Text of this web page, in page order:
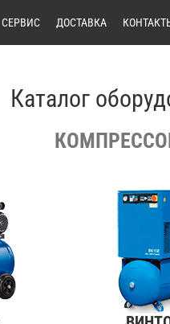
СЕРВИС ДОСТАВКА
Каталог